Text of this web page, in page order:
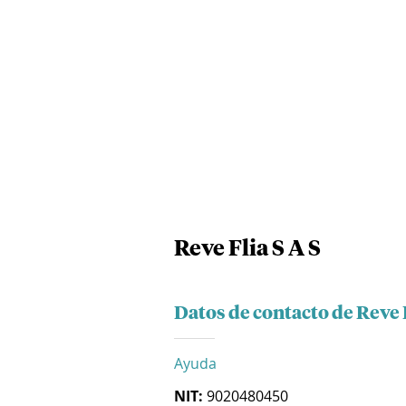
Reve Flia S A S
Datos de contacto de Reve
Ayuda
NIT: 9020480450